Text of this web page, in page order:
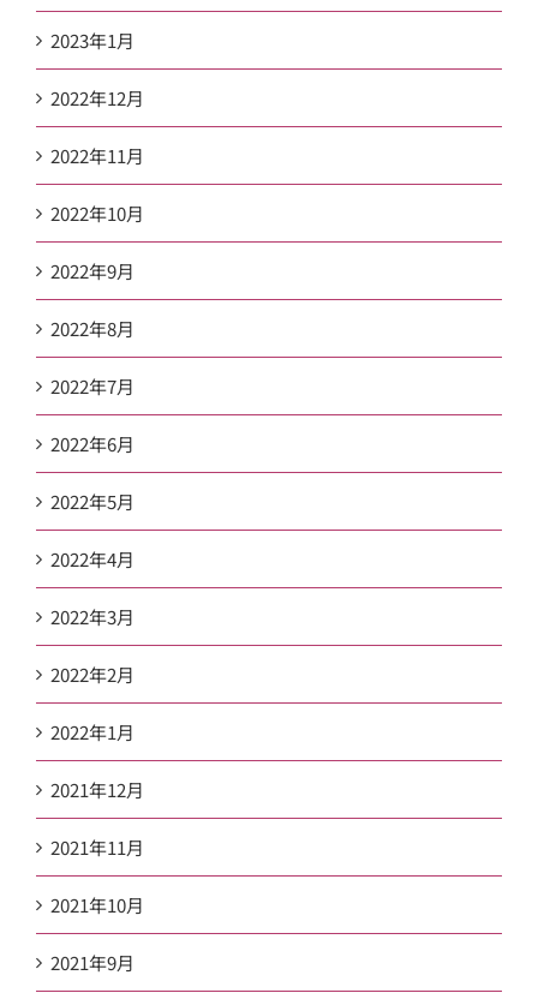
2023年1月
2022年12月
2022年11月
2022年10月
2022年9月
2022年8月
2022年7月
2022年6月
2022年5月
2022年4月
2022年3月
2022年2月
2022年1月
2021年12月
2021年11月
2021年10月
2021年9月